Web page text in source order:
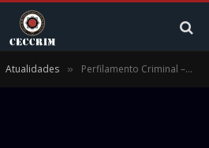
Atualidades » Perfilamento Criminal – Psicologia Criminal